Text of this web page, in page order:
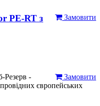
Замовити
PE-RT з
Замовити
Резерв -
європейських